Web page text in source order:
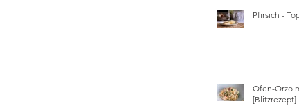
Pfirsich -
Ofen-Orzo
[Blitzrezept]